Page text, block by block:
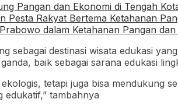
Pangan dan Ekonomi di Tengah
Rakyat Bertema Ketahanan
dalam Ketahanan Pangan dan
sebagai destinasi wisata edukasi
baik sebagai sarana edukasi
tetapi juga bisa mendukung
edukatif,” tambahnya